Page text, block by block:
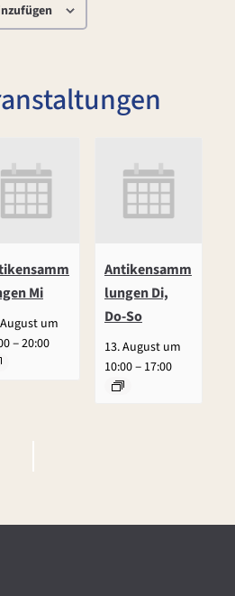
Mi
um
–20:00
Antikensamm
lungen Di,
Do-So
13. August um
10:00– 17:00